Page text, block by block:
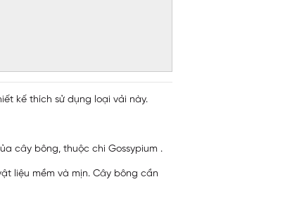
kế thích sử dụng loại vải này.
cây bông, thuộc chi Gossypium .
liệu mềm và mịn. Cây bông cần